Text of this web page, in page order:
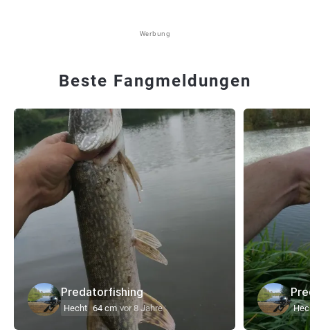
Werbung
Beste Fangmeldungen
Predatorfishing
Hecht 64 cm vor 8 Jahre